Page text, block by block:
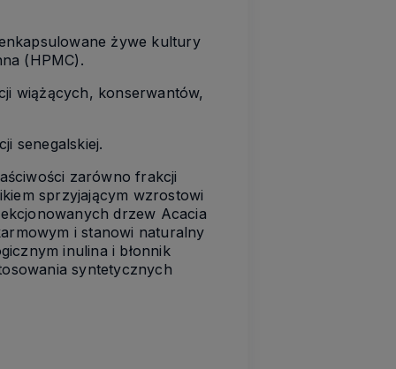
żywe kultury
(HPMC).
wiążących, konserwantów,
senegalskiej.
zarówno frakcji
sprzyjającym wzrostowi
drzew Acacia
i stanowi naturalny
inulina i błonnik
syntetycznych